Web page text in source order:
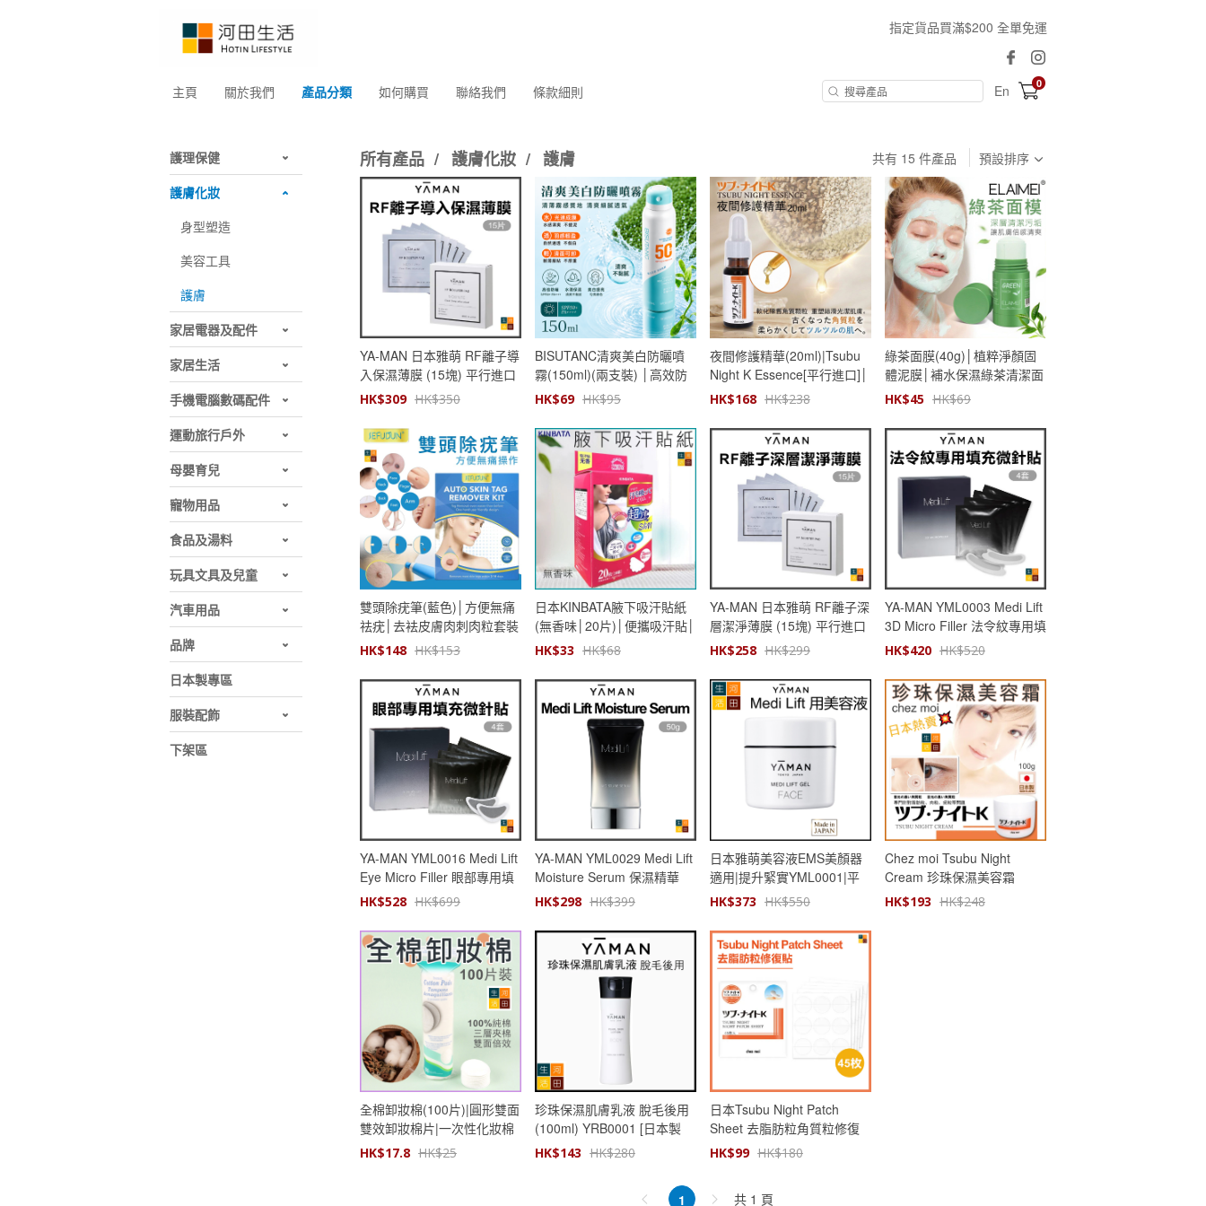
指定貨品買滿$200 全單免運
主頁 關於我們 產品分類 如何購買 聯絡我們 條款細則 En 0
護理保健
護膚化妝
身型塑造
美容工具
護膚
家居電器及配件
家居生活
手機電腦數碼配件
運動旅行戶外
母嬰育兒
寵物用品
食品及湯料
玩具文具及兒童
汽車用品
品牌
日本製專區
服裝配飾
下架區
所有產品 / 護膚化妝 / 護膚 共有 15 件產品 預設排序
YA-MAN 日本雅萌 RF離子導
入保濕薄膜 (15塊) 平行進口
HK$309 HK$350
BISUTANC清爽美白防曬噴
霧(150ml)(兩支裝) │高效防
曬50+│防紫外線防曬乳│防
HK$69 HK$95
夜間修護精華(20ml)|Tsubu
Night K Essence[平行進口]│
深層護膚精華│夜用精華液
HK$168 HK$238
綠茶面膜(40g)│植粹淨顏固
體泥膜│補水保濕綠茶清潔面
膜泥│深層清潔面膜
HK$45 HK$69
雙頭除疣筆(藍色)│方便無痛
祛疣│去袪皮膚肉刺肉粒套裝
HK$148 HK$153
日本KINBATA腋下吸汗貼紙
(無香味│20片)│便攜吸汗貼│
腋下隱形貼│除汗貼
HK$33 HK$68
YA-MAN 日本雅萌 RF離子深
層潔淨薄膜 (15塊) 平行進口
HK$258 HK$299
YA-MAN YML0003 Medi Lift
3D Micro Filler 法令紋專用填
充微針貼(4對/盒) | 減淡虎紋
HK$420 HK$520
YA-MAN YML0016 Medi Lift
Eye Micro Filler 眼部專用填
充微針貼(4對/盒) | 平行進口
HK$528 HK$699
YA-MAN YML0029 Medi Lift
Moisture Serum 保濕精華
50g 可配搭美容儀使用 | 平行
HK$298 HK$399
日本雅萌美容液EMS美顏器
適用|提升緊實YML0001|平
行進口
HK$373 HK$550
Chez moi Tsubu Night
Cream 珍珠保濕美容霜
100g
HK$193 HK$248
全棉卸妝棉(100片)|圓形雙面
雙效卸妝棉片|一次性化妝棉
HK$17.8 HK$25
珍珠保濕肌膚乳液 脫毛後用
(100ml) YRB0001 [日本製
造]|保養霜|保濕乳液|平行進
HK$143 HK$280
日本Tsubu Night Patch
Sheet 去脂肪粒角質粒修復
貼 45枚入|平行進口
HK$99 HK$180
1 共 1 頁